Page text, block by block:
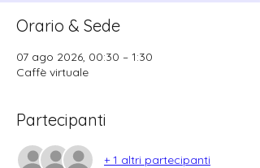
Orario & Sede
07 ago 2026, 00:30 – 1:30
Caffè virtuale
Partecipanti
+ 1 altri partecipanti